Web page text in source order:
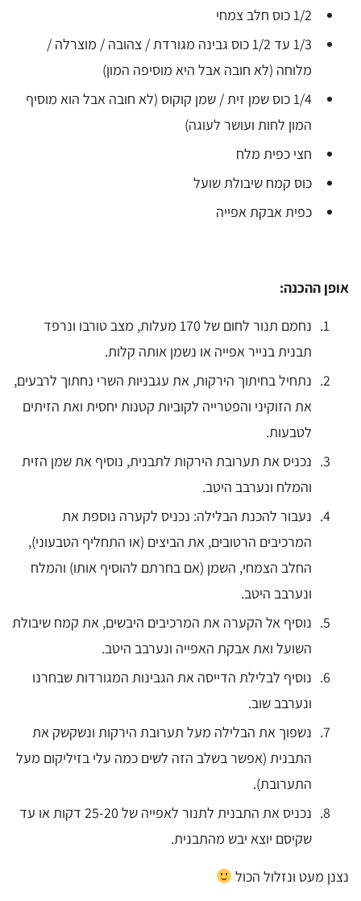
1/2 כוס חלב צמחי
1/3 עד 1/2 כוס גבינה מגורדת / צהובה / מוצרלה /
מלוחה (לא חובה אבל היא מוסיפה המון)
1/4 כוס שמן זית / שמן קוקוס (לא חובה אבל הוא מוסיף
המון לחות ועושר לעוגה)
חצי כפית מלח
כוס קמח שיבולת שועל
כפית אבקת אפייה
אופן ההכנה:
נחמם תנור לחום של 170 מעלות, מצב טורבו ונרפד
תבנית בנייר אפייה או נשמן אותה קלות.
נתחיל בחיתוך הירקות, את עגבניות השרי נחתוך לרבעים,
את הזוקיני והפטרייה לקוביות קטנות יחסית ואת הזיתים
לטבעות.
נכניס את תערובת הירקות לתבנית, נוסיף את שמן הזית
והמלח ונערבב היטב.
נעבור להכנת הבלילה: נכניס לקערה נוספת את
המרכיבים הרטובים, את הביצים (או התחליף הטבעוני),
החלב הצמחי, השמן (אם בחרתם להוסיף אותו) והמלח
ונערבב היטב.
נוסיף אל הקערה את המרכיבים היבשים, את קמח שיבולת
השועל ואת אבקת האפייה ונערבב היטב.
נוסיף לבלילת הדייסה את הגבינות המגורדות שבחרנו
ונערבב שוב.
נשפוך את הבלילה מעל תערובת הירקות ונשקשק את
התבנית (אפשר בשלב הזה לשים כמה עלי בזיליקום מעל
התערובת).
נכניס את התבנית לתנור לאפייה של 25-20 דקות או עד
שקיסם יוצא יבש מהתבנית.
נצנן מעט ונזלול הכול